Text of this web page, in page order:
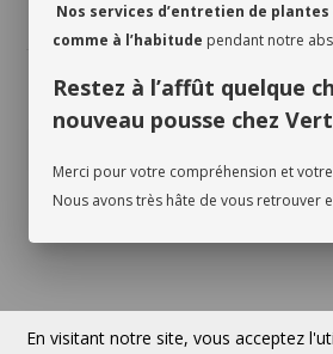
Devise:CAD
Nos services d’entretien de
comme à l’habitude pendant notre
Restez à l’affût quelque
nouveau pousse chez
Merci pour votre compréhension et
Nous avons très hâte de vous retrouver
En visitant notre site, vous acceptez